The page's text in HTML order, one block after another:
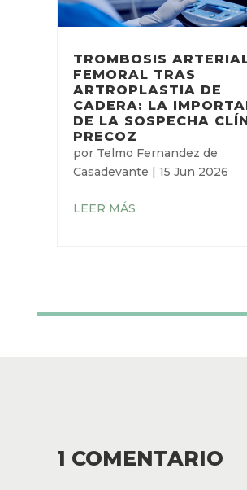
TROMBOSIS
FEMORAL TRAS
ARTROPLASTIA DE
CADERA: LA
DE LA SOSPECHA
PRECOZ
por Telmo Fernandez de
Casadevante | 15 Jun 2026
LEER MÁS
1 COMENTARIO